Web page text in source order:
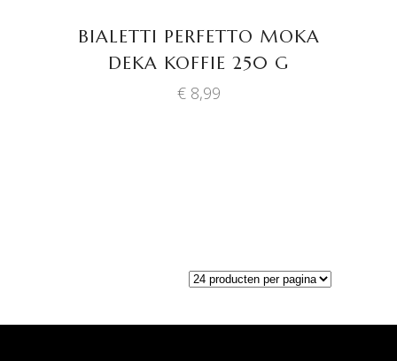
BIALETTI PERFETTO MOKA
DEKA KOFFIE 250 G
€8,99